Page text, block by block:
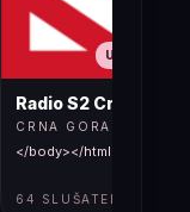
UŽIVO
Radio S2 Crna Gora
CRNA GORA
</body></html>
64 SLUŠATELJA